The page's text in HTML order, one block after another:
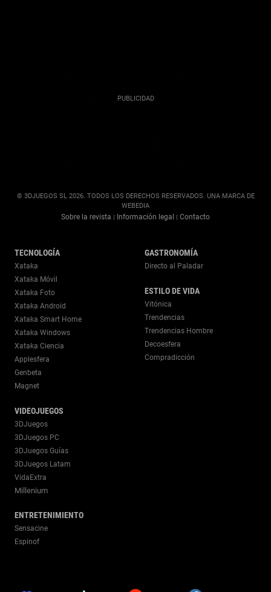
© 3DJUEGOS SL 2026. TODOS LOS DERECHOS RESERVADOS. UNA MARCA DE
WEBEDIA
Sobre la revista Información legal Contacto
TECNOLOGÍA
Xataka
Xataka Móvil
Xataka Foto
Xataka Android
Xataka Smart Home
Xataka Windows
Xataka Ciencia
Applesfera
Genbeta
Magnet
VIDEOJUEGOS
3DJuegos
3DJuegos PC
3DJuegos Guías
3DJuegos Latam
VidaExtra
Millenium
ENTRETENIMIENTO
Sensacine
Espinof
GASTRONOMÍA
Directo al Paladar
ESTILO DE VIDA
Vitónica
Trendencias
Trendencias Hombre
Decoesfera
Compradicción